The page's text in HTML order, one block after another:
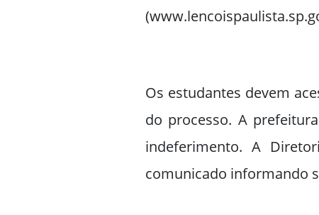
Os estudantes devem
do processo. A
indeferimento. A
comunicado informando